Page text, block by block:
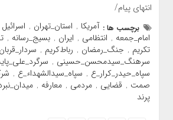
انتهای پیام/
برچسب ها : آمریکا , استان_تهران , اسرائیل
امام_جمعه , انتظامی , ایران , بسیج_رسانه ,
تکریم , جنگ_رمضان , رباط‌کریم ,
سرهنگ_سیدمحسن_حسینی ,
سپاه_حیدر_کرار_ع , سپاه_سیدالشهداء_ع ,
صمت , قضایی , مردمی , معارفه ,
پرند